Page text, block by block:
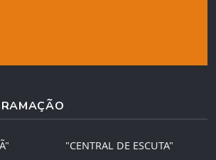
"CENTRAL DE ESCUTA"